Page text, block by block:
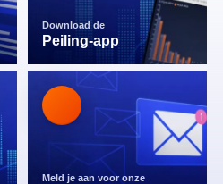
Download de
Peiling-app
Meld je aan voor onze